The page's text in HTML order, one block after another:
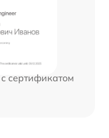
сертификатом